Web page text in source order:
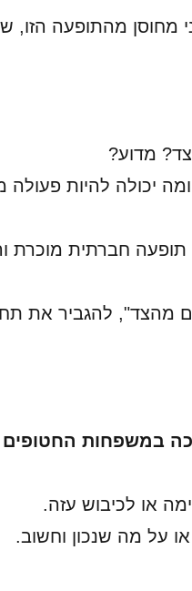
מחוסן מהתופעה הזו,
מדוע?
יכולה להיות פעולה
תופעה חברתית מוכרת
מהצד", להגביר את
במשפחות
או לכיבוש עזה.
על מה שנכון וחשוב.